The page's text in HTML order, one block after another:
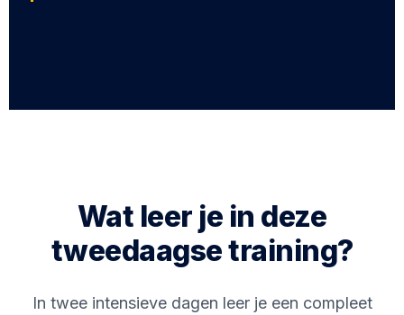
Wat leer je in deze
tweedaagse training?
In twee intensieve dagen leer je een compleet